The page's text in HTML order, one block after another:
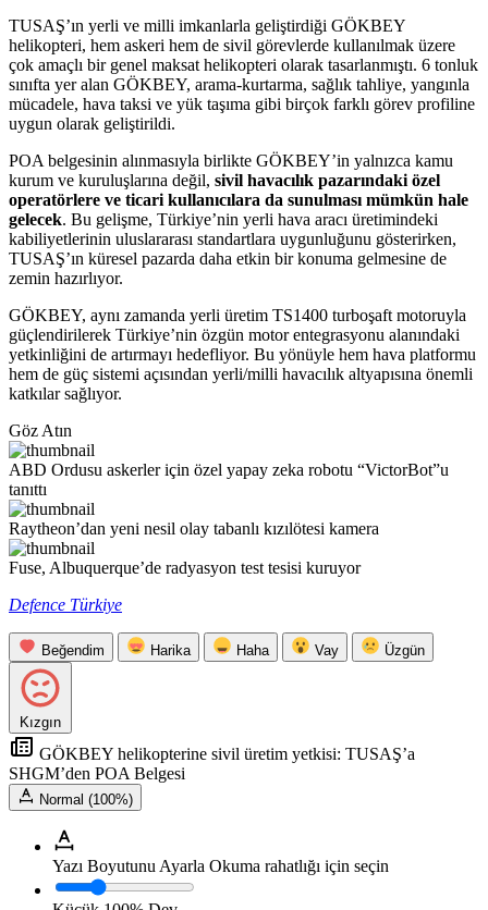
TUSAŞ’ın yerli ve milli imkanlarla geliştirdiği GÖKBEY
helikopteri, hem askeri hem de sivil görevlerde kullanılmak üzere
çok amaçlı bir genel maksat helikopteri olarak tasarlanmıştı. 6 tonluk
sınıfta yer alan GÖKBEY, arama-kurtarma, sağlık tahliye, yangınla
mücadele, hava taksi ve yük taşıma gibi birçok farklı görev profiline
uygun olarak geliştirildi.
POA belgesinin alınmasıyla birlikte GÖKBEY’in yalnızca kamu
kurum ve kuruluşlarına değil, sivil havacılık pazarındaki özel
operatörlere ve ticari kullanıcılara da sunulması mümkün hale
gelecek. Bu gelişme, Türkiye’nin yerli hava aracı üretimindeki
kabiliyetlerinin uluslararası standartlara uygunluğunu gösterirken,
TUSAŞ’ın küresel pazarda daha etkin bir konuma gelmesine de
zemin hazırlıyor.
GÖKBEY, aynı zamanda yerli üretim TS1400 turboşaft motoruyla
güçlendirilerek Türkiye’nin özgün motor entegrasyonu alanındaki
yetkinliğini de artırmayı hedefliyor. Bu yönüyle hem hava platformu
hem de güç sistemi açısından yerli/milli havacılık altyapısına önemli
katkılar sağlıyor.
Göz Atın
ABD Ordusu askerler için özel yapay zeka robotu “VictorBot”u
tanıttı
Raytheon’dan yeni nesil olay tabanlı kızılötesi kamera
Fuse, Albuquerque’de radyasyon test tesisi kuruyor
Defence Türkiye
Beğendim Harika Haha Vay Üzgün
Kızgın
GÖKBEY helikopterine sivil üretim yetkisi: TUSAŞ’a
SHGM’den POA Belgesi
Normal (100%)
Yazı Boyutunu Ayarla Okuma rahatlığı için seçin